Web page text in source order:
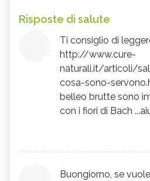
Risposte di salute
Ti consiglio di
http://www.cure-
naturali.it/articoli/
cosa-sono-
belleo brutte sono
con i fiori di Bach
Buongiorno, se